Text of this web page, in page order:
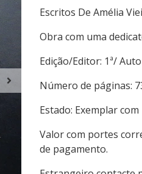
Escritos De Amélia
Obra com uma
Edição/Editor:
Número de
Estado: Exemplar
Valor com portes
de pagamento.